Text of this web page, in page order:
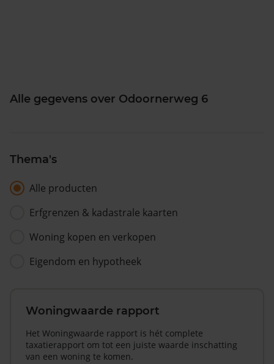
Alle gegevens over Odoornerweg 6
Thema's
Alle producten
Erfgrenzen & kadastrale kaarten
Woning kopen en verkopen
Eigendom en hypotheek
Woningwaarde rapport
Het Woningwaarde rapport is hét complete
taxatierapport om tot een juiste waarde inschatting
van een woning te komen.